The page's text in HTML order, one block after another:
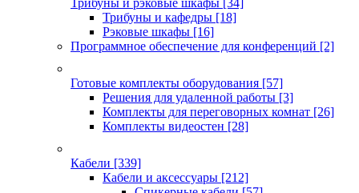
Трибуны и рэковые шкафы [34]
Трибуны и кафедры [18]
Рэковые шкафы [16]
Программное обеспечение для конференций [2]
Готовые комплекты оборудования [57]
Решения для удаленной работы [3]
Комплекты для переговорных комнат [26]
Комплекты видеостен [28]
Кабели [339]
Кабели и аксессуары [212]